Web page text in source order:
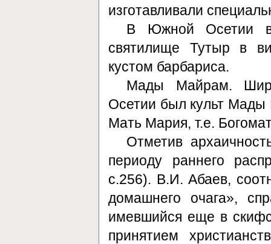
изготавливали
В Южной Осетии в
святилище Тутыр в
кустом барбариса.
Мады Майрам.
Осетии был культ
Мать Мария, т.е.
Отметив
периоду раннего
с.256). В.И. Абаев,
домашнего очага»,
имевшийся еще в
принятием